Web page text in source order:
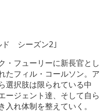
ド シーズン2｣
・フューリーに新長官とし
たフィル・コールソン。ア
選択肢は限られている中
ージェント達、そして自ら
れ体制を整えていく。